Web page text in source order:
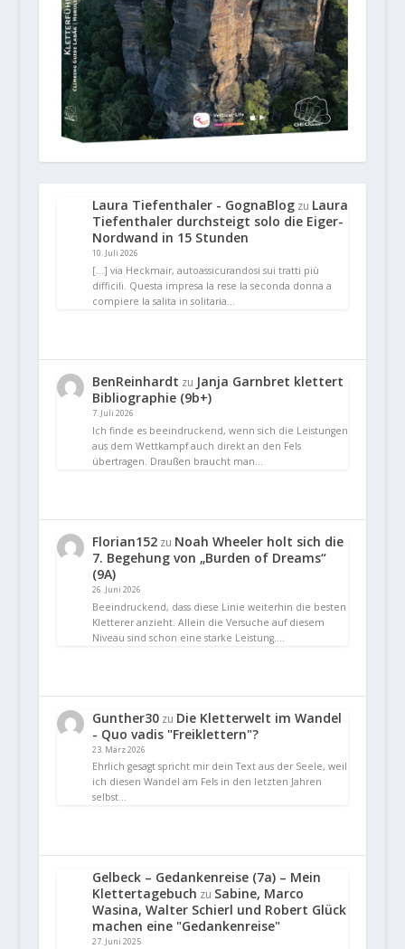
Laura Tiefenthaler - GognaBlogzu Laura
Tiefenthaler durchsteigt solo die Eiger-
Nordwand in 15 Stunden
10. Juli 2026
[…] via Heckmair, autoassicurandosi sui tratti più
difficili. Questa impresa la rese la seconda donna a
compiere la salita in solitaria…
BenReinhardt zu Janja Garnbret klettert
Bibliographie (9b+)
7. Juli 2026
Ich finde es beeindruckend, wenn sich die Leistungen
aus dem Wettkampf auch direkt an den Fels
übertragen. Draußen braucht man…
Florian152zu Noah Wheeler holt sich die
7. Begehung von „Burden of Dreams“
(9A)
26. Juni 2026
Beeindruckend, dass diese Linie weiterhin die besten
Kletterer anzieht. Allein die Versuche auf diesem
Niveau sind schon eine starke Leistung.…
Gunther30zu Die Kletterwelt im Wandel
- Quo vadis "Freiklettern"?
23. März 2026
Ehrlich gesagt spricht mir dein Text aus der Seele, weil
ich diesen Wandel am Fels in den letzten Jahren
selbst…
Gelbeck – Gedankenreise (7a) – Mein
Klettertagebuch zu Sabine, Marco
Wasina, Walter Schierl und Robert Glück
machen eine "Gedankenreise"
27. Juni 2025